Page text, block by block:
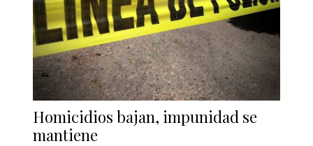
Homicidios bajan, impunidad se
mantiene